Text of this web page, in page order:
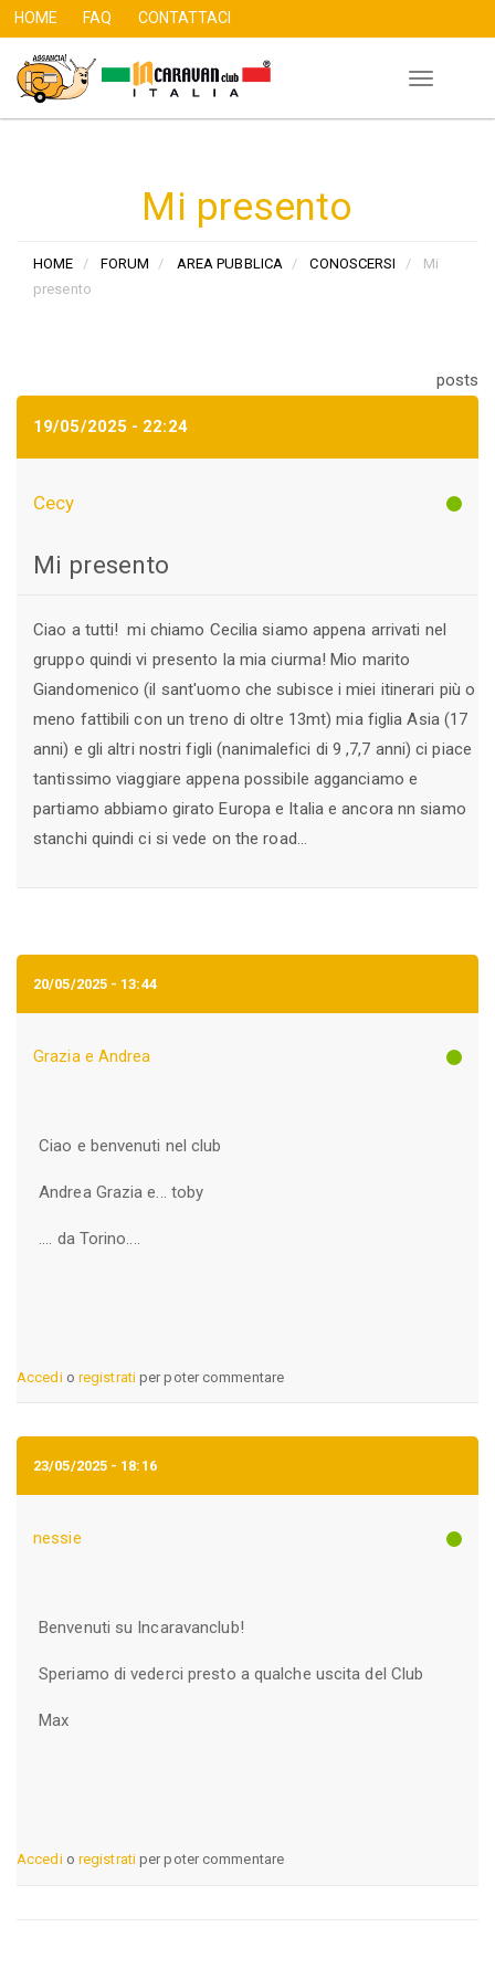
Salta
al
HOME FAQ CONTATTACI
Toggle
Mi presento
HOME FORUM AREA PUBBLICA CONOSCERSI
Mi
presento
posts
19/05/2025 - 22:24
Cecy
Mi presento
Ciao a tutti! mi chiamo Cecilia siamo appena arrivati nel
gruppo quindi vi presento la mia ciurma! Mio marito
Giandomenico (il sant'uomo che subisce i miei itinerari più o
meno fattibili con un treno di oltre 13mt) mia figlia Asia (17
anni) e gli altri nostri figli (nanimalefici di 9 ,7,7 anni) ci piace
tantissimo viaggiare appena possibile agganciamo e
partiamo abbiamo girato Europa e Italia e ancora nn siamo
stanchi quindi ci si vede on the road...
20/05/2025 - 13:44
Grazia e Andrea
Ciao e benvenuti nel club
Andrea Grazia e... toby
.... da Torino....
Accedio registratiper poter commentare
23/05/2025 - 18:16
nessie
Benvenuti su Incaravanclub!
Speriamo di vederci presto a qualche uscita del Club
Max
Accedio registratiper poter commentare